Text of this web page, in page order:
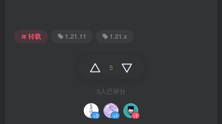
转载 1.21.11 1.21.x
5
3人已评分
+5 +1 -1